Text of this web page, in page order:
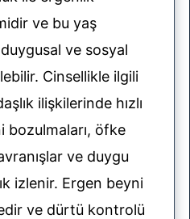
ve bu yaş
ve sosyal
Cinsellikle ilgili
ilişkilerinde hızlı
bozulmaları, öfke
ve duygu
izlenir. Ergen beyni
ve dürtü kontrolü